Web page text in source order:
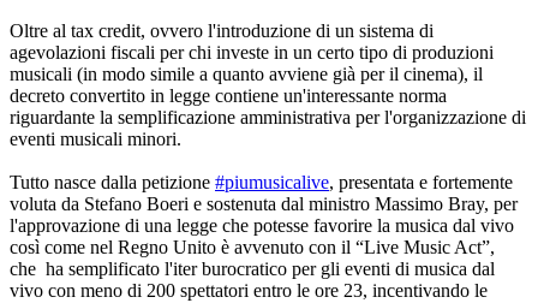
Oltre al tax credit, ovvero l'introduzione di un sistema di
agevolazioni fiscali per chi investe in un certo tipo di produzioni
musicali (in modo simile a quanto avviene già per il cinema), il
decreto convertito in legge contiene un'interessante norma
riguardante la semplificazione amministrativa per l'organizzazione di
eventi musicali minori.
Tutto nasce dalla petizione #piumusicalive, presentata e fortemente
voluta da Stefano Boeri e sostenuta dal ministro Massimo Bray, per
l'approvazione di una legge che potesse favorire la musica dal vivo
così come nel Regno Unito è avvenuto con il “Live Music Act”,
che ha semplificato l'iter burocratico per gli eventi di musica dal
vivo con meno di 200 spettatori entro le ore 23, incentivando le